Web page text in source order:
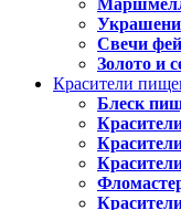
Свечи
Золото и
Красители
Блеск